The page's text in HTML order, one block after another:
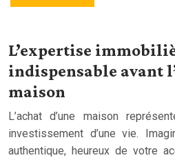
L’expertise
indispensable avant
maison
L’achat d’une maison
investissement d’une vie.
authentique, heureux de votre